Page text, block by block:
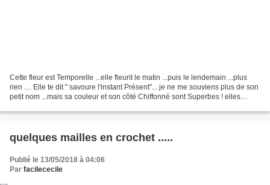
Cette fleur est Temporelle ...elle fleurit le matin ...puis le lendemain ...plus
rien .... Elle te dit " savoure l'instant Présent"... je ne me souviens plus de son
petit nom ...mais sa couleur et son côté Chiffonné sont Superbes ! elles
quelques mailles en crochet .....
Publié le 13/05/2018 à 04:06
Par facilececile